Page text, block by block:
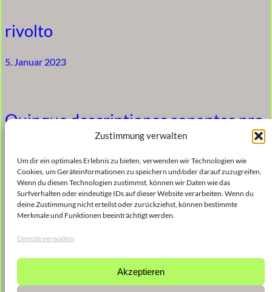
Zustimmung verwalten
Um dir ein optimales Erlebnis zu bieten, verwenden wir Technologien wie
Cookies, um Geräteinformationen zu speichern und/oder darauf zuzugreifen.
Wenn du diesen Technologien zustimmst, können wir Daten wie das
Surfverhalten oder eindeutige IDs auf dieser Website verarbeiten. Wenn du
deine Zustimmung nicht erteilst oder zurückziehst, können bestimmte
Merkmale und Funktionen beeinträchtigt werden.
Dienste verwalten
Akzeptieren
rivolto
5. Januar 2023
Quinque descriptiones sonantes pro
hebdomada sancta
5. Januar 2023
5. Januar 2023